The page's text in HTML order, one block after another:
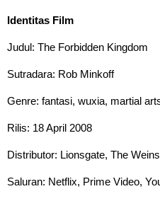
Identitas Film
Judul: The Forbidden Kingdom
Sutradara: Rob Minkoff
Genre: fantasi, wuxia, martial
Rilis: 18 April 2008
Distributor: Lionsgate, The
Saluran: Netflix, Prime Video,